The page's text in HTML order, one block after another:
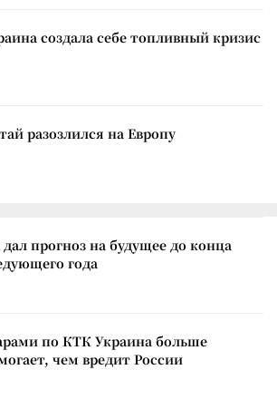
создала себе топливный кризис
разозлился на Европу
прогноз на будущее до конца
года
по КТК Украина больше
чем вредит России